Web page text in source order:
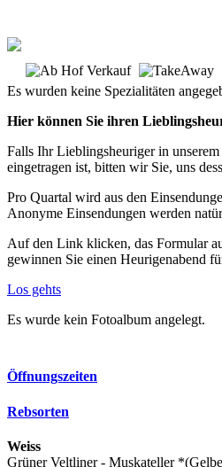
Es wurden keine Spezialitäten
Hier können Sie ihren
Falls Ihr Lieblingsheuriger in
eingetragen ist, bitten wir Sie, uns
Pro Quartal wird aus den
Anonyme Einsendungen werden
Auf den Link klicken, das Formular
gewinnen Sie einen Heurigenabend
Los gehts
Es wurde kein Fotoalbum angelegt.
Öffnungszeiten
Rebsorten
Weiss
Grüner Veltliner - Muskateller